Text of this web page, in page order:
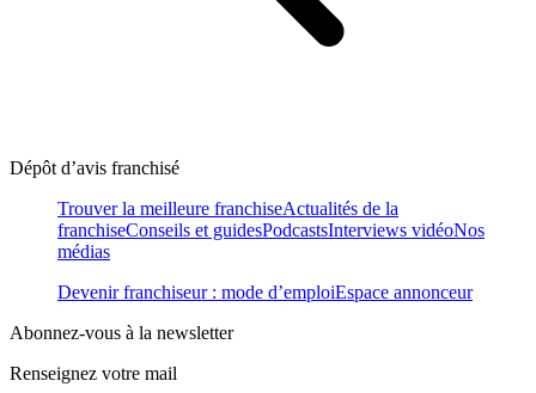
Dépôt d’avis franchisé
Trouver la meilleure franchiseActualités de la
franchiseConseils et guidesPodcastsInterviews vidéoNos
médias
Devenir franchiseur : mode d’emploiEspace annonceur
Abonnez-vous à la newsletter
Renseignez votre mail